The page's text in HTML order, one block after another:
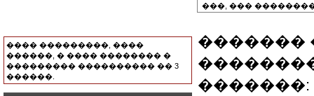
���� ���������, ����
������, � ���� �������� �
��������� ���������� �� 3
������.
���, ���
�������
�������: